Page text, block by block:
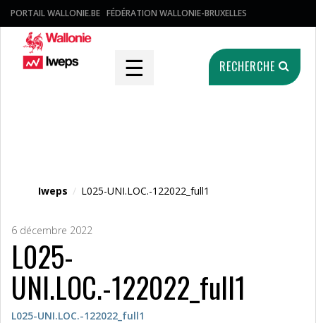
PORTAIL WALLONIE.BE FÉDÉRATION WALLONIE-BRUXELLES
☰ RECHERCHE
Iweps / L025-UNI.LOC.-122022_full1
6 décembre 2022
L025-
UNI.LOC.-122022_full1
L025-UNI.LOC.-122022_full1